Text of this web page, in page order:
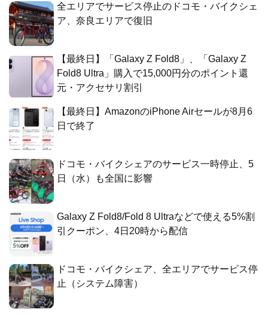
全エリアでサービス停止のドコモ・バイクシェ
ア、奈良エリアで復旧
【最終日】「Galaxy Z Fold8」、「Galaxy Z
Fold8 Ultra」購入で15,000円分のポイント還
元・アクセサリ割引
【最終日】AmazonのiPhone Airセールが8月6
日で終了
ドコモ・バイクシェアのサービス一時停止、5
日（水）も全国に影響
Galaxy Z Fold8/Fold 8 Ultraなどで使える5%割
引クーポン、4日20時から配信
ドコモ・バイクシェア、全エリアでサービス停
止（システム障害）